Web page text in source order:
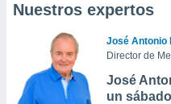
Nuestros expertos
José Antonio
Director de
José
un